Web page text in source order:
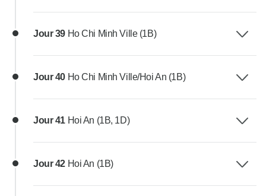
Jour 39 Ho Chi Minh Ville (1B)
Jour 40 Ho Chi Minh Ville/Hoi An (1B)
Jour 41 Hoi An (1B, 1D)
Jour 42 Hoi An (1B)